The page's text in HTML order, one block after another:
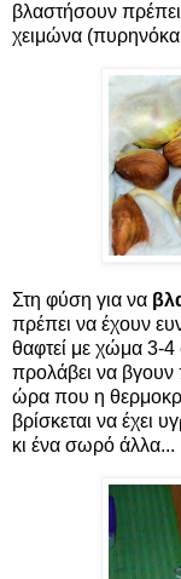
βλαστήσουν
χειμώνα
Στη φύση για να
πρέπει να έχουν
θαφτεί με χώμα 3-
προλάβει να βγουν
ώρα που η
βρίσκεται να έχει
κι ένα σωρό άλλα...